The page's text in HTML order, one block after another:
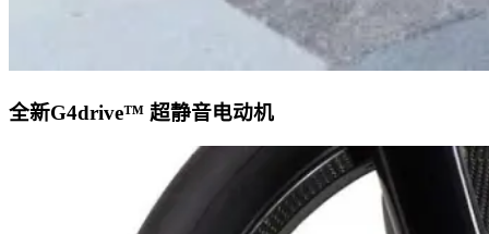
全新G4drive™ 超静音电动机